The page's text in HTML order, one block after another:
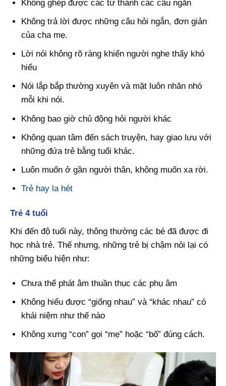
Không ghép được các từ thành các câu ngắn
Không trả lời được những câu hỏi ngắn, đơn giản
của cha mẹ.
Lời nói không rõ ràng khiến người nghe thấy khó
hiểu
Nói lắp bắp thường xuyên và mặt luôn nhăn nhó
mỗi khi nói.
Không bao giờ chủ động hỏi người khác
Không quan tâm đến sách truyện, hay giao lưu với
những đứa trẻ bằng tuổi khác.
Luôn muốn ở gần người thân, không muốn xa rời.
Trẻ hay la hét
Trẻ 4 tuổi
Khi đến độ tuổi này, thông thường các bé đã được đi
học nhà trẻ. Thế nhưng, những trẻ bị chậm nói lại có
những biểu hiện như:
Chưa thể phát âm thuần thục các phụ âm
Không hiểu được “giống nhau” và “khác nhau” có
khái niệm như thế nào
Không xưng “con” gọi “mẹ” hoặc “bố” đúng cách.